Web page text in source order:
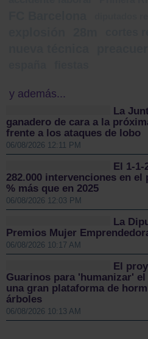
y además...
La
ganadero de cara a la
frente a los ataques de lobo
06/08/2026 12:11 PM
El 1-1-
282.000 intervenciones en
% más que en 2025
06/08/2026 12:03 PM
La
Premios Mujer
06/08/2026 10:17 AM
El
Guarinos para 'humanizar'
una gran plataforma de
árboles
06/08/2026 10:13 AM